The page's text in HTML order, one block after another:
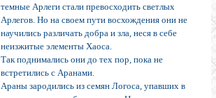
темные Арлеги стали превосходить светлых
Арлегов. Но на своем пути восхождения они не
научились различать добра и зла, неся в себе
неизжитые элементы Хаоса.
Так поднимались они до тех пор, пока не
встретились с Аранами.
Араны зародились из семян Логоса, упавших в